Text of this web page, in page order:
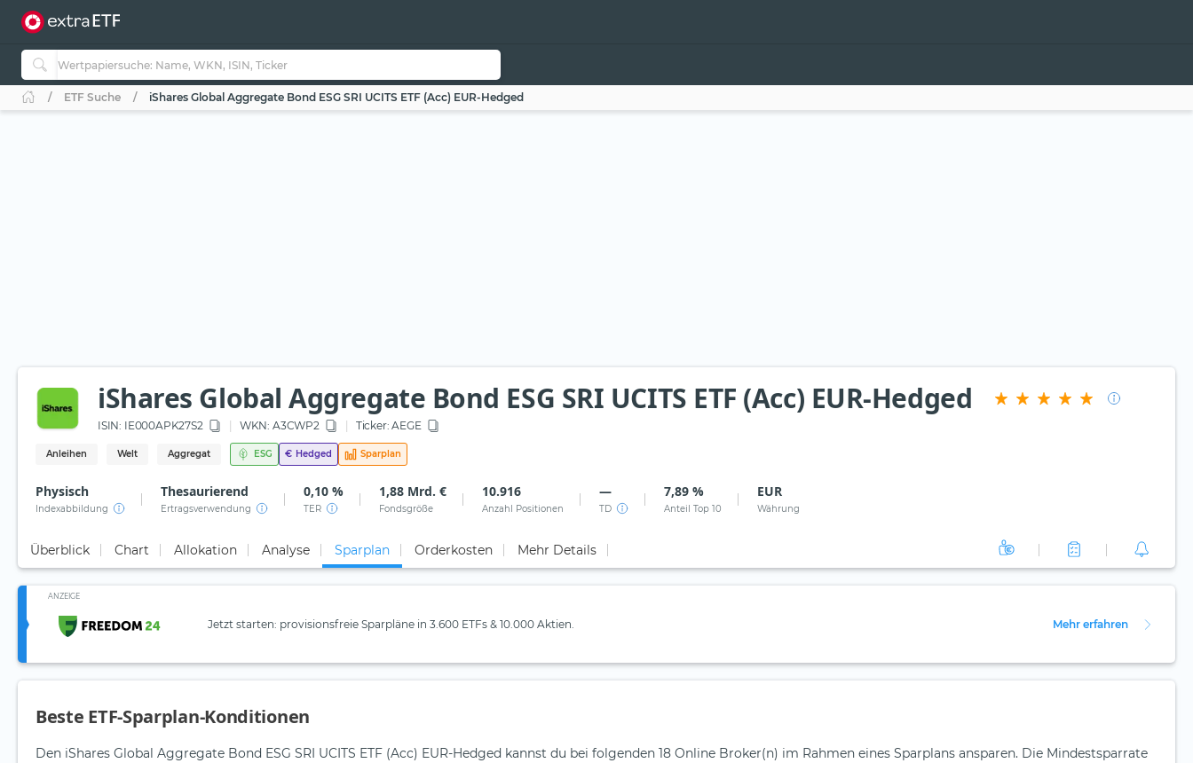
ETF Suche iShares Global Aggregate Bond ESG SRI UCITS ETF (Acc) EUR-Hedged
iShares Global Aggregate Bond ESG SRI UCITS ETF (Acc) EUR-Hedged
ISIN: IE000APK27S2 WKN: A3CWP2 Ticker: AEGE
Anleihen Welt Aggregat ESG € Hedged Sparplan
Physisch
Indexabbildung
Thesaurierend
Ertragsverwendung
0,10 %
TER
1,88 Mrd. €
Fondsgröße
10.916
Anzahl Positionen
—
TD
7,89 %
Anteil Top 10
EUR
Währung
Überblick Chart Allokation Analyse Sparplan Orderkosten Mehr Details
ANZEIGE
Jetzt starten: provisionsfreie Sparpläne in 3.600 ETFs & 10.000 Aktien. Mehr erfahren
Beste ETF-Sparplan-Konditionen
Den iShares Global Aggregate Bond ESG SRI UCITS ETF (Acc) EUR-Hedged kannst du bei folgenden 18 Online Broker(n) im Rahmen eines Sparplans ansparen. Die Mindestsparrate